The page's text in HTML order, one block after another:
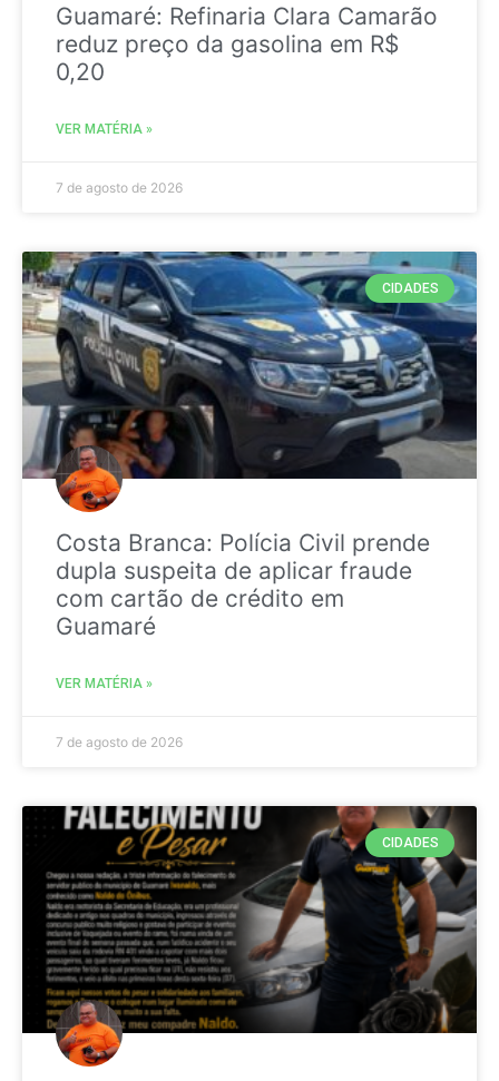
Guamaré: Refinaria Clara Camarão
reduz preço da gasolina em R$
0,20
VER MATÉRIA »
7 de agosto de 2026
CIDADES
Costa Branca: Polícia Civil prende
dupla suspeita de aplicar fraude
com cartão de crédito em
Guamaré
VER MATÉRIA »
7 de agosto de 2026
CIDADES